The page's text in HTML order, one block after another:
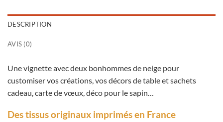
DESCRIPTION
AVIS (0)
Une vignette avec deux bonhommes de neige pour
customiser vos créations, vos décors de table et sachets
cadeau, carte de vœux, déco pour le sapin…
Des tissus originaux imprimés en France